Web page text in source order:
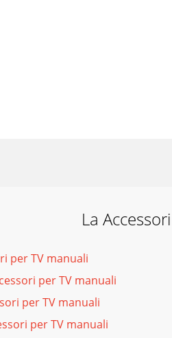
La
per TV manuali
per TV manuali
per TV manuali
per TV manuali